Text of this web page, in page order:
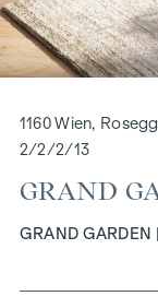
1160 Wien,
2/2/2/13
GRAND
GRAND GARDEN